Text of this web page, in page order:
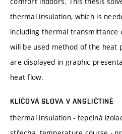
thermal insulation, which is
including thermal
will be used method of the heat
are displayed in graphic
heat flow.
KLÍČOVÁ SLOVA V ANGLIČTINĚ
thermal insulation - tepelná